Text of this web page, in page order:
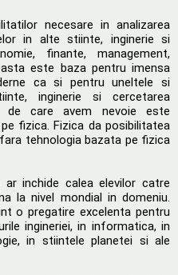
necesare in analizarea
in alte stiinte, inginerie si
finante, management,
este baza pentru imensa
ca si pentru uneltele si
inginerie si cercetarea
de care avem nevoie este
fizica. Fizica da posibilitatea
tehnologia bazata pe fizica
inchide calea elevilor catre
la nivel mondial in domeniu.
o pregatire excelenta pentru
ingineriei, in informatica, in
in stiintele planetei si ale